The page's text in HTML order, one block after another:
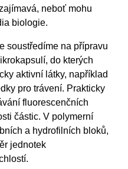
neboť mohu
biologie.
soustředíme na přípravu
do kterých
aktivní látky, například
pro trávení. Prakticky
fluorescenčních
částic. V polymerní
a hydrofilních bloků,
jednotek